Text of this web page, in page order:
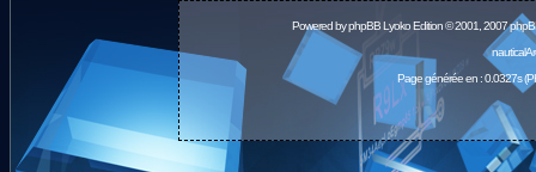
Powered byphpBBLyoko Edition © 2001, 2007
Page générée en : 0.0327s